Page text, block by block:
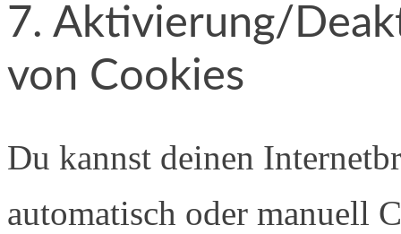
7. Aktivierung/
von Cookies
Du kannst deinen
automatisch oder manuell